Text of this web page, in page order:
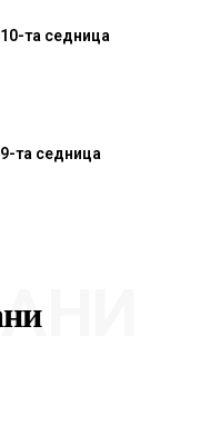
та седница
та седница